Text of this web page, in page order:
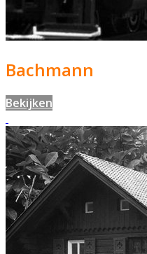
Bachmann
Bekijken